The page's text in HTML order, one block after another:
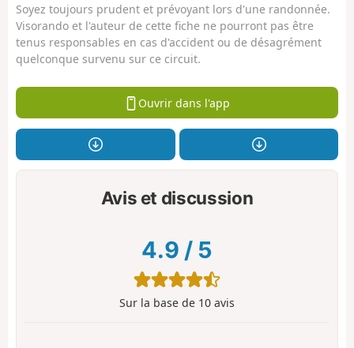
Soyez toujours prudent et prévoyant lors d'une randonnée.
Visorando et l'auteur de cette fiche ne pourront pas être
tenus responsables en cas d'accident ou de désagrément
quelconque survenu sur ce circuit.
Ouvrir dans l'app
Avis et discussion
4.9 / 5
Sur la base de 10 avis